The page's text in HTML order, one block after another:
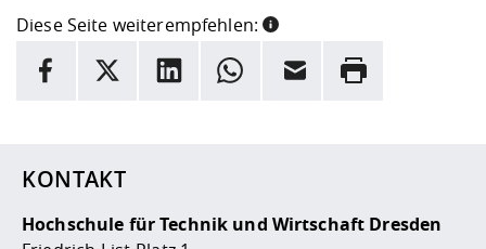
Diese Seite weiterempfehlen:
INFORMATION
Facebook
X LinkedInWhatsappE-Mail Drucken
KONTAKT
Hochschule für Technik und Wirtschaft Dresden